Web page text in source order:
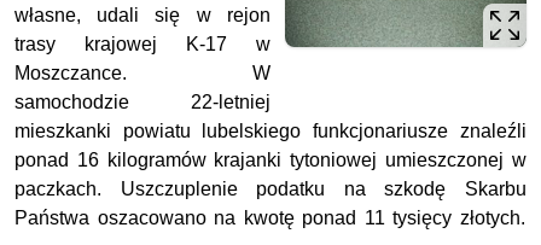
własne, udali się w rejon
trasy krajowej K-17 w
Moszczance. W
samochodzie 22-letniej
mieszkanki powiatu lubelskiego funkcjonariusze znaleźli
ponad 16 kilogramów krajanki tytoniowej umieszczonej w
paczkach. Uszczuplenie podatku na szkodę Skarbu
Państwa oszacowano na kwotę ponad 11 tysięcy złotych.